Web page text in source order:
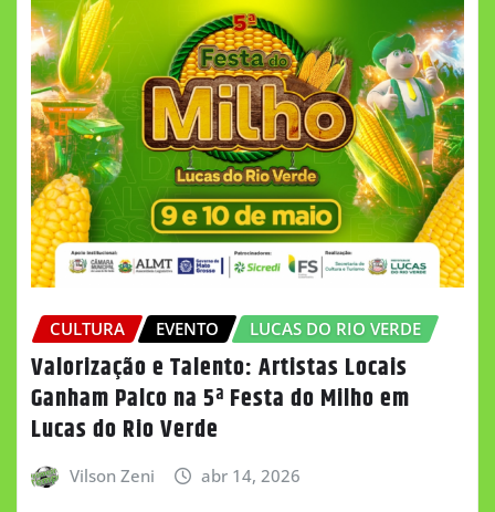
CULTURA EVENTO LUCAS DO RIO VERDE
Valorização e Talento: Artistas Locais
Ganham Palco na 5ª Festa do Milho em
Lucas do Rio Verde
Vilson Zeni abr 14, 2026